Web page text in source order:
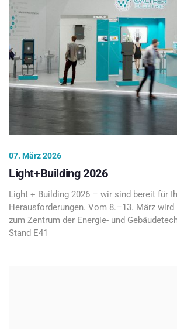
07. März 2026
Light+Building 2026
Light + Building 2026 – wir sind bereit für
Herausforderungen. Vom 8.–13. März
zum Zentrum der Energie- und
Stand E41